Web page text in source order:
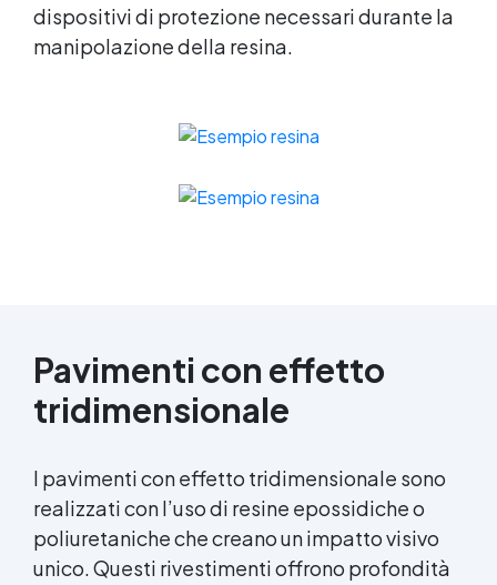
dispositivi di protezione necessari durante la
manipolazione della resina.
Pavimenti con effetto
tridimensionale
I pavimenti con effetto tridimensionale sono
realizzati con l’uso di resine epossidiche o
poliuretaniche che creano un impatto visivo
unico. Questi rivestimenti offrono profondità